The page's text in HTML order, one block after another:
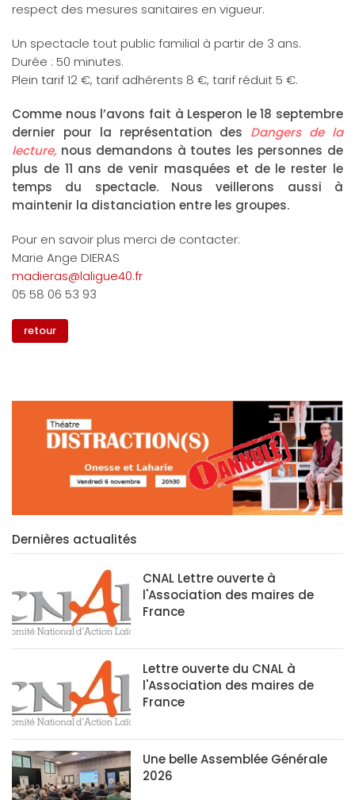
respect des mesures sanitaires en vigueur.
Un spectacle tout public familial à partir de 3 ans.
Durée : 50 minutes.
Plein tarif 12 €, tarif adhérents 8 €, tarif réduit 5 €.
Comme nous l’avons fait à Lesperon le 18 septembre
dernier pour la représentation des Dangers de la
lecture,nous demandons à toutes les personnes de
plus de 11 ans de venir masquées et de le rester le
temps du spectacle. Nous veillerons aussi à
maintenir la distanciation entre les groupes.
Pour en savoir plus merci de contacter:
Marie Ange DIERAS
madieras@laligue40.fr
05 58 06 53 93
retour
Dernières actualités
CNAL Lettre ouverte à
l'Association des maires de
France
Lettre ouverte du CNAL à
l'Association des maires de
France
Une belle Assemblée Générale
2026